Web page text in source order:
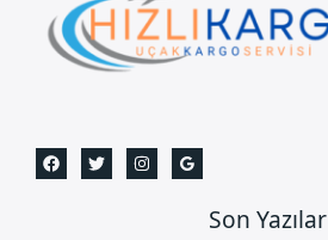
Son Yazılar